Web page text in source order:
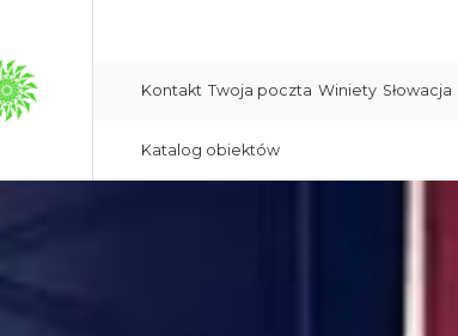
Kontakt Twoja poczta Winiety Słowacja
Katalog obiektów